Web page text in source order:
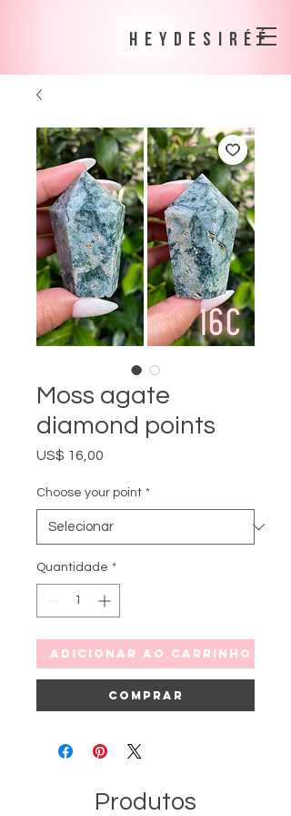
heydesiréé
Moss agate
diamond points
US$ 16,00
Choose your point *
Quantidade *
Adicionar ao carrinho
Comprar
Produtos